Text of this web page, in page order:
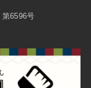
6596号